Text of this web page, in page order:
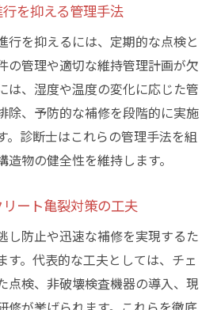
を抑える管理手法
行を抑えるには、定期的な点検と
の管理や適切な維持管理計画が欠
は、湿度や温度の変化に応じた管
除、予防的な補修を段階的に実施
。診断士はこれらの管理手法を組
物の健全性を維持します。
ート亀裂対策の工夫
し防止や迅速な補修を実現するた
す。代表的な工夫としては、チェ
点検、非破壊検査機器の導入、現